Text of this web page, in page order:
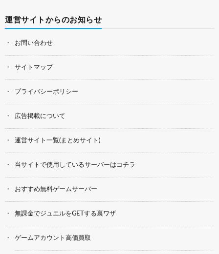
運営サイトからのお知らせ
お問い合わせ
サイトマップ
プライバシーポリシー
広告掲載について
運営サイト一覧(まとめサイト)
当サイトで使用しているサーバーはコチラ
おすすめ無料ゲームサーバー
無課金でジュエルをGETする裏ワザ
ゲームアカウント高価買取